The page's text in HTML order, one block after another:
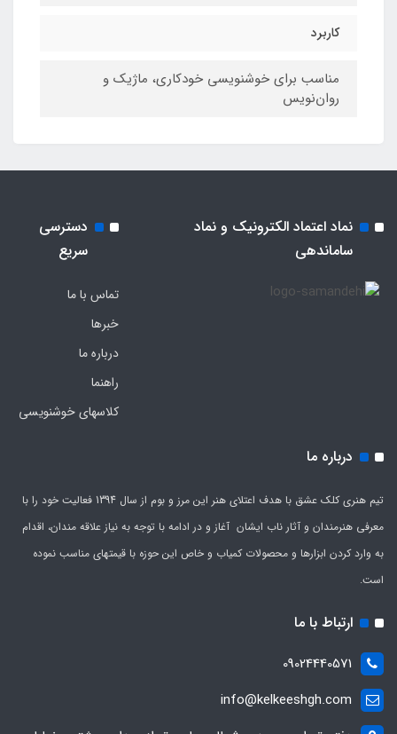
کاربرد
مناسب برای خوشنویسی خودکاری، ماژیک و
روان‌نویس
نماد اعتماد الکترونیک و نماد
ساماندهی
دسترسی
سریع
تماس با ما
خبرها
درباره ما
راهنما
کلاسهای خوشنویسی
درباره ما
تیم هنری کلک عشق با هدف اعتلای هنر این مرز و بوم از سال 1394 فعالیت خود را با
معرفی هنرمندان و آثار ناب ایشان آغاز و در ادامه با توجه به نیاز علاقه مندان، اقدام
به وارد کردن ابزارها و محصولات کمیاب و خاص این حوزه با قیمتهای مناسب نموده
است.
ارتباط با ما
09024440571
info@kelkeeshgh.com